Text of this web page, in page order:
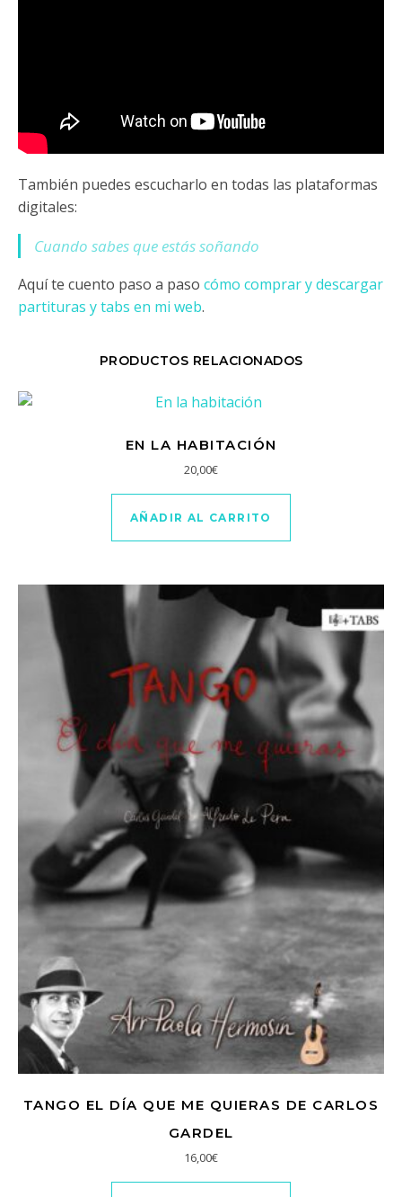
También puedes escucharlo en todas las plataformas
digitales:
Cuando sabes que estás soñando
Aquí te cuento paso a paso cómo comprar y descargar
partituras y tabs en mi web.
PRODUCTOS RELACIONADOS
EN LA HABITACIÓN
20,00€
AÑADIR AL CARRITO
TANGO EL DÍA QUE ME QUIERAS DE CARLOS
GARDEL
16,00€